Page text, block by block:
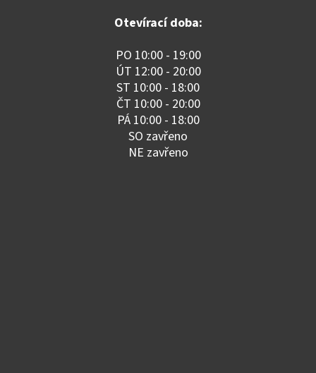
Otevírací doba:
PO 10:00 - 19:00
ÚT 12:00 - 20:00
ST 10:00 - 18:00
ČT 10:00 - 20:00
PÁ 10:00 - 18:00
SO zavřeno
NE zavřeno